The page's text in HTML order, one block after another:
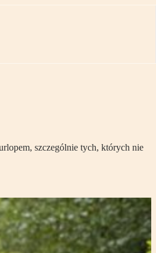
szczególnie tych, których nie